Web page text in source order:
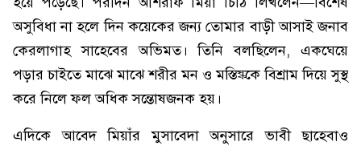
অসুবিধা না হলে দিন কয়েকের জন্য তোমার বাড়ী আসাই জনাব
কেরলাগাহ সাহেবের অভিমত। তিনি বলছিলেন, একঘেয়ে
পড়ার চাইতে মাঝে মাঝে শরীর মন ও মস্তিষ্ককে বিশ্রাম দিয়ে সুস্থ
করে নিলে ফল অধিক সন্তোষজনক হয়।
এদিকে আবেদ মিয়াঁর মুসাবেদা অনুসারে ভাবী ছাহেবাও